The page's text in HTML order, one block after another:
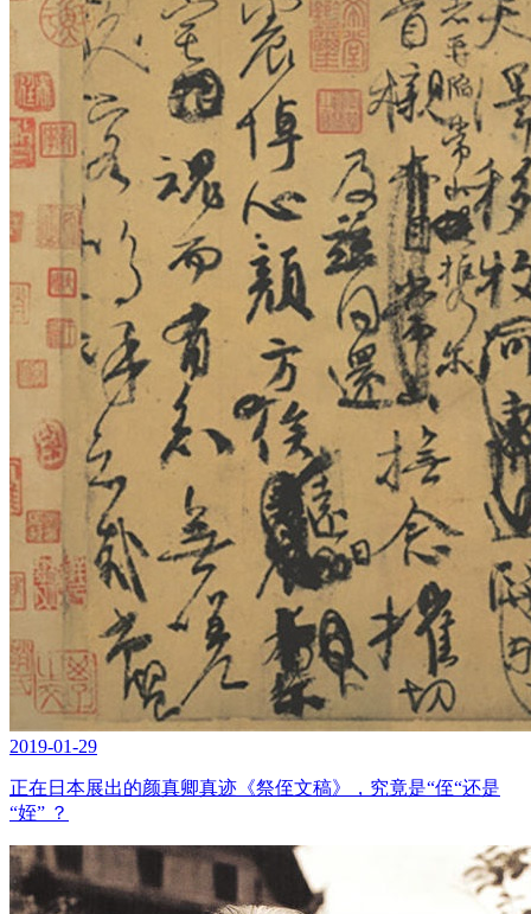
2019-01-29
正在日本展出的颜真卿真迹《祭侄文稿》，究竟是“侄“还是
“姪” ？